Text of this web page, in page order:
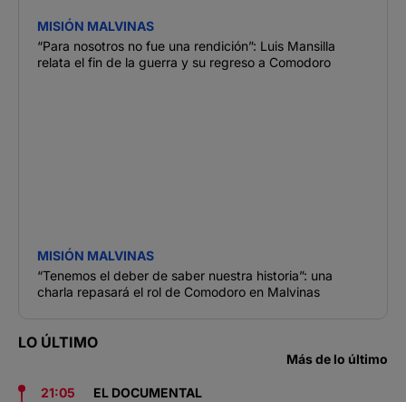
MISIÓN MALVINAS
“Para nosotros no fue una rendición”: Luis Mansilla
relata el fin de la guerra y su regreso a Comodoro
MISIÓN MALVINAS
“Tenemos el deber de saber nuestra historia”: una
charla repasará el rol de Comodoro en Malvinas
LO ÚLTIMO
Más de lo último
21:05
EL DOCUMENTAL